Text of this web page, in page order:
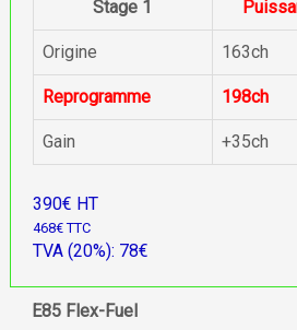
Stage 1
Origine 163ch
Reprogramme 198ch
Gain +35ch
390€ HT
468€ TTC
TVA (20%): 78€
E85 Flex-Fuel